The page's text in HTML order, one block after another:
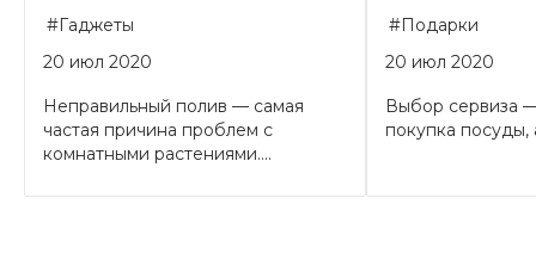
#Гаджеты
20 июл 2020
Неправильный полив — самая
частая причина проблем с
комнатными растениями....
#Подарки
20 июл 2020
Выбор сервиза
покупка посуды,